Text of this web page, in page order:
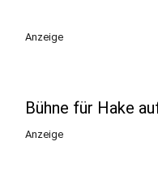
Anzeige
Bühne für Hake
Anzeige